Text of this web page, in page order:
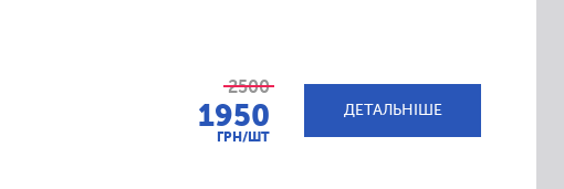
2500
1950
ГРН/ШТ
ДЕТАЛЬНІШЕ